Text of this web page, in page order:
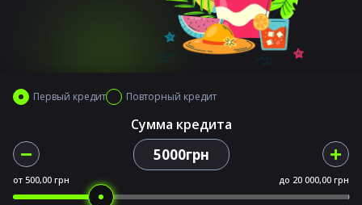
Первый кредит Повторный кредит
Сумма кредита
5000грн
от 500,00 грн до 20 000,00 грн